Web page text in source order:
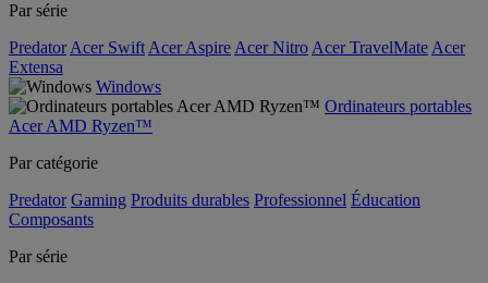
Par série
Predator Acer Swift Acer Aspire Acer Nitro Acer TravelMate Acer
Extensa
Windows
Ordinateurs portables
Acer AMD Ryzen™
Par catégorie
Predator Gaming Produits durables Professionnel Éducation
Composants
Par série